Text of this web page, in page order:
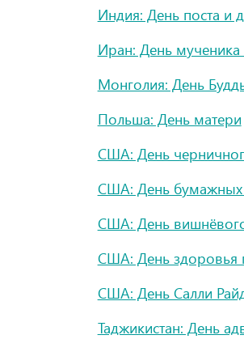
Индия: День поста и
Иран: День
Монголия: День
Польша: День матери
США: День
США: День бумажных
США: День
США: День здоровья
США: День Салли
Таджикистан: День